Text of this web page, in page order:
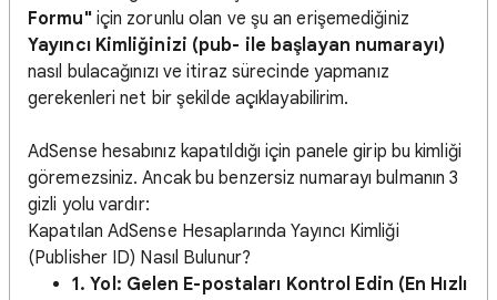
Formu" için zorunlu olan ve şu an erişemediğiniz
Yayıncı Kimliğinizi (pub- ile başlayan numarayı)
nasıl bulacağınızı ve itiraz sürecinde yapmanız
gerekenleri net bir şekilde açıklayabilirim.
AdSense hesabınız kapatıldığı için panele girip bu kimliği
göremezsiniz. Ancak bu benzersiz numarayı bulmanın 3
gizli yolu vardır:
Kapatılan AdSense Hesaplarında Yayıncı Kimliği
(Publisher ID) Nasıl Bulunur?
1. Yol: Gelen E-postaları Kontrol Edin (En Hızlı